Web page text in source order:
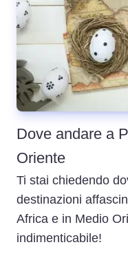
Dove andare a
Oriente
Ti stai chiedendo
destinazioni
Africa e in Medio
indimenticabile!